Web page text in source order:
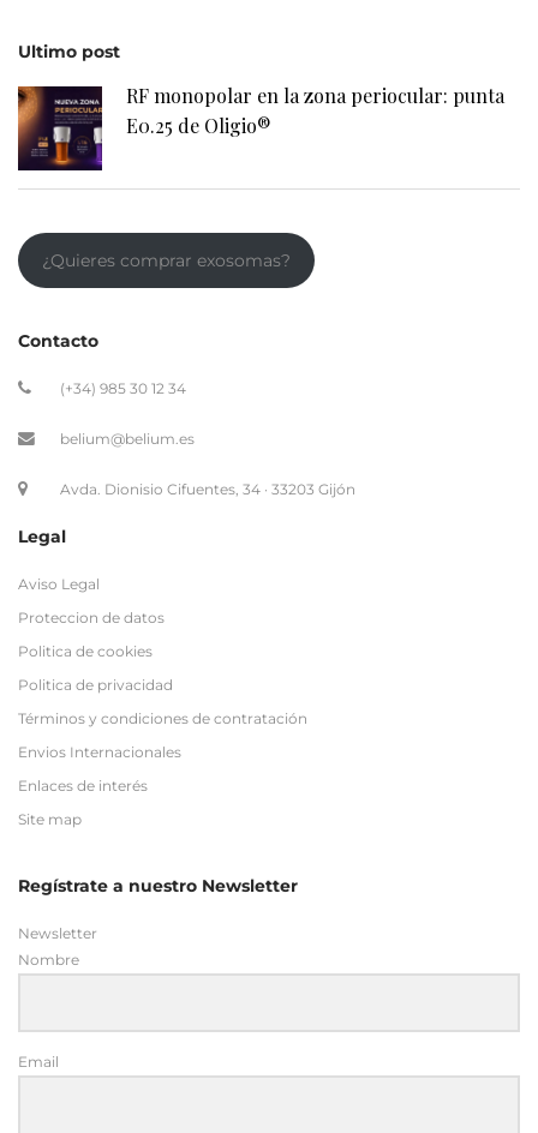
Ultimo post
RF monopolar en la zona periocular: punta
E0.25 de Oligio®
¿Quieres comprar exosomas?
Contacto
(+34) 985 30 12 34
belium@belium.es
Avda. Dionisio Cifuentes, 34 · 33203 Gijón
Legal
Aviso Legal
Proteccion de datos
Politica de cookies
Politica de privacidad
Términos y condiciones de contratación
Envios Internacionales
Enlaces de interés
Site map
Regístrate a nuestro Newsletter
Newsletter
Nombre
Email